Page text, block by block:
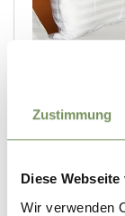
Zustimmung
Diese
Wir verwenden